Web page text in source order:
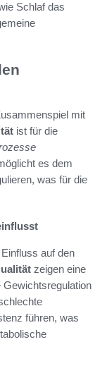
Schlaf das
mit
ist für die
es dem
was für die
auf den
zeigen eine
führen, was